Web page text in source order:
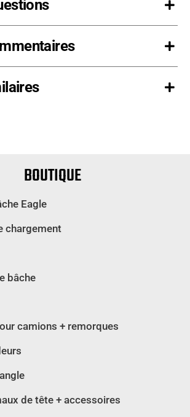
BOUTIQUE
Eagle
chargement
bâche
camions + remorques
de tête + accessoires